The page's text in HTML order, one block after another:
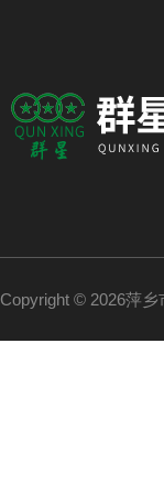
Copyright © 2026萍